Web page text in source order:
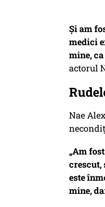
Și am
medici
mine,
actorul
Nae
„Am
crescut,
este
mine,